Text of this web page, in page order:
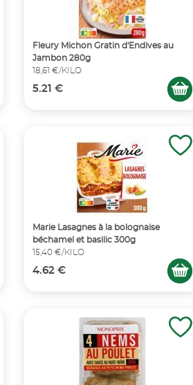
Fleury Michon Gratin d'Endives au
Jambon 280g
18,61 €/KILO
5.21 €
Marie Lasagnes à la bolognaise
béchamel et basilic 300g
15,40 €/KILO
4.62 €